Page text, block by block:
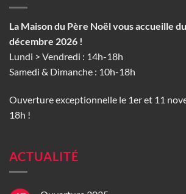
La Maison du Père Noël vous accueille
décembre 2026 !
Lundi > Vendredi : 14h-18h
Samedi & Dimanche : 10h-18h
Ouverture exceptionnelle le 1er et 11
18h !
ACTUALITÉ